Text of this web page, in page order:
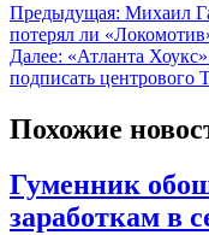
Предыдущая: Михаил
потерял ли
Далее: «Атланта
подписать центрового
Похожие
Гуменник
заработкам в